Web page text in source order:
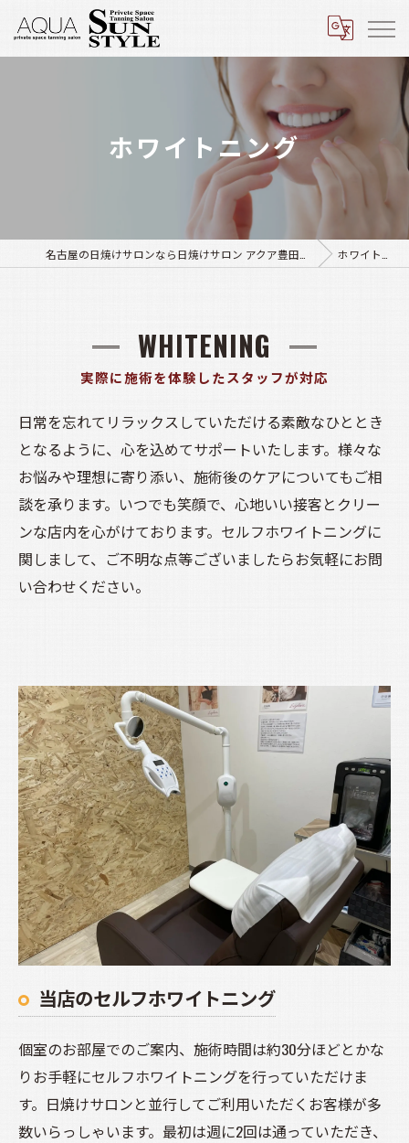
ホワイトニング
ホワイトニング
WHITENING
実際に施術を体験したスタッフが対応
日常を忘れてリラックスしていただける素敵なひととき
となるように、心を込めてサポートいたします。様々な
お悩みや理想に寄り添い、施術後のケアについてもご相
談を承ります。いつでも笑顔で、心地いい接客とクリー
ンな店内を心がけております。セルフホワイトニングに
関しまして、ご不明な点等ございましたらお気軽にお問
い合わせください。
当店のセルフホワイトニング
個室のお部屋でのご案内、施術時間は約30分ほどとかな
りお手軽にセルフホワイトニングを行っていただけま
す。日焼けサロンと並行してご利用いただくお客様が多
数いらっしゃいます。最初は週に2回は通っていただき、